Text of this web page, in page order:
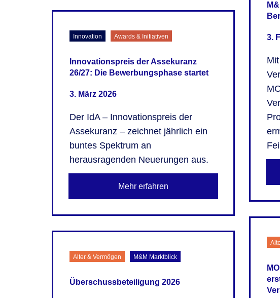
Innovation Awards & Initiativen
Innovationspreis der Assekuranz
26/27: Die Bewerbungsphase startet
3. März 2026
Der IdA – Innovationspreis der
Assekuranz – zeichnet jährlich ein
buntes Spektrum an
herausragenden Neuerungen aus.
Mehr erfahren
3.
Alter & Vermögen M&M Marktblick
Überschussbeteiligung 2026